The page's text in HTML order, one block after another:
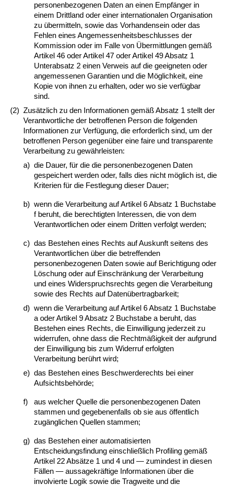
personenbezogenen Daten an einen Empfänger in
einem Drittland oder einer internationalen Organisation
zu übermitteln, sowie das Vorhandensein oder das
Fehlen eines Angemessenheitsbeschlusses der
Kommission oder im Falle von Übermittlungen gemäß
Artikel 46 oder Artikel 47 oder Artikel 49 Absatz 1
Unterabsatz 2 einen Verweis auf die geeigneten oder
angemessenen Garantien und die Möglichkeit, eine
Kopie von ihnen zu erhalten, oder wo sie verfügbar
sind.
(2) Zusätzlich zu den Informationen gemäß Absatz 1 stellt der
Verantwortliche der betroffenen Person die folgenden
Informationen zur Verfügung, die erforderlich sind, um der
betroffenen Person gegenüber eine faire und transparente
Verarbeitung zu gewährleisten:
a) die Dauer, für die die personenbezogenen Daten
gespeichert werden oder, falls dies nicht möglich ist, die
Kriterien für die Festlegung dieser Dauer;
b) wenn die Verarbeitung auf Artikel 6 Absatz 1 Buchstabe
f beruht, die berechtigten Interessen, die von dem
Verantwortlichen oder einem Dritten verfolgt werden;
c) das Bestehen eines Rechts auf Auskunft seitens des
Verantwortlichen über die betreffenden
personenbezogenen Daten sowie auf Berichtigung oder
Löschung oder auf Einschränkung der Verarbeitung
und eines Widerspruchsrechts gegen die Verarbeitung
sowie des Rechts auf Datenübertragbarkeit;
d) wenn die Verarbeitung auf Artikel 6 Absatz 1 Buchstabe
a oder Artikel 9 Absatz 2 Buchstabe a beruht, das
Bestehen eines Rechts, die Einwilligung jederzeit zu
widerrufen, ohne dass die Rechtmäßigkeit der aufgrund
der Einwilligung bis zum Widerruf erfolgten
Verarbeitung berührt wird;
e) das Bestehen eines Beschwerderechts bei einer
Aufsichtsbehörde;
f)
aus welcher Quelle die personenbezogenen Daten
stammen und gegebenenfalls ob sie aus öffentlich
zugänglichen Quellen stammen;
g) das Bestehen einer automatisierten
Entscheidungsfindung einschließlich Profiling gemäß
Artikel 22 Absätze 1 und 4 und — zumindest in diesen
Fällen — aussagekräftige Informationen über die
involvierte Logik sowie die Tragweite und die